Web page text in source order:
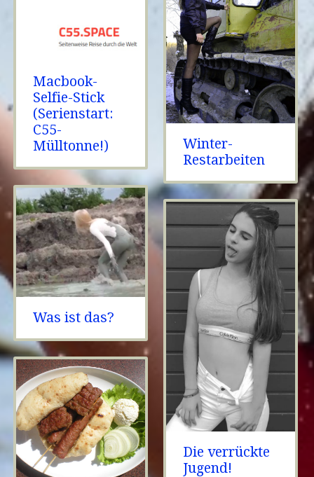
Macbook-
Selfie-Stick
(Serienstart:
C55-
Mülltonne!)
Winter-
Restarbeiten
Was ist das?
Die verrückte
Jugend!